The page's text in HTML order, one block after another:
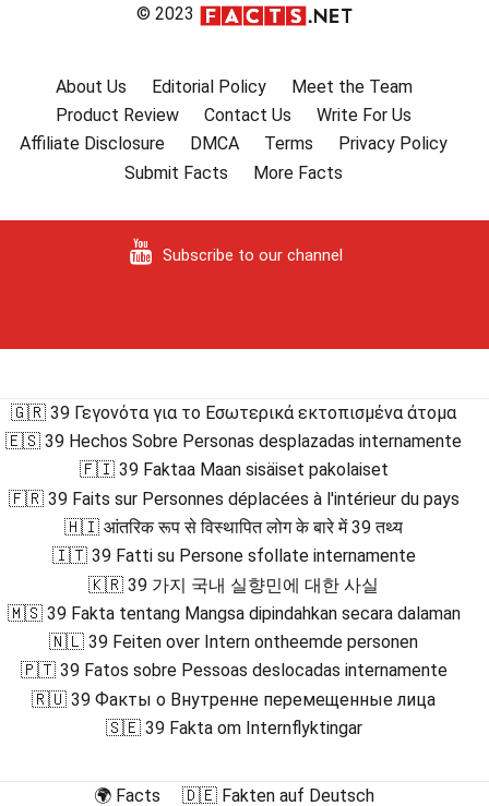
© 2023
About Us Editorial Policy
Meet the Team
Product Review
Contact Us
Write For Us
Affiliate Disclosure
DMCA Terms
Privacy Policy
Submit Facts
More Facts
Subscribe to our channel
🇬🇷 39 Γεγονότα για το Εσωτερικά εκτοπισμένα άτομα
🇪🇸 39 Hechos Sobre Personas desplazadas internamente
🇫🇮 39 Faktaa Maan sisäiset pakolaiset
🇫🇷 39 Faits sur Personnes déplacées à l'intérieur du pays
🇭🇮 आंतरिक रूप से विस्थापित लोग के बारे में 39 तथ्य
🇮🇹 39 Fatti su Persone sfollate internamente
🇰🇷 39 가지 국내 실향민에 대한 사실
🇲🇸 39 Fakta tentang Mangsa dipindahkan secara dalaman
🇳🇱 39 Feiten over Intern ontheemde personen
🇵🇹 39 Fatos sobre Pessoas deslocadas internamente
🇷🇺 39 Факты о Внутренне перемещенные лица
🇸🇪 39 Fakta om Internflyktingar
🌍 Facts 🇩🇪 Fakten auf Deutsch